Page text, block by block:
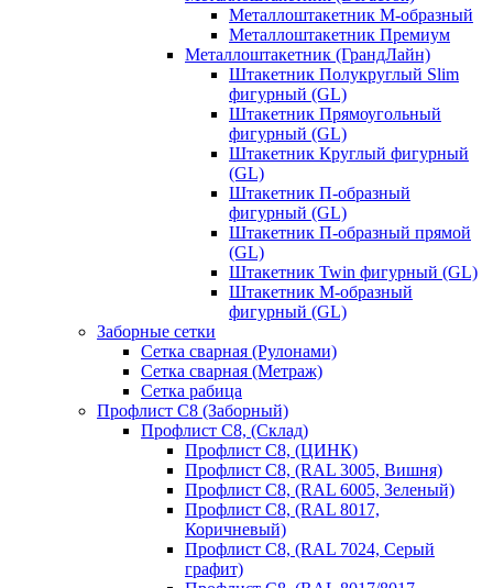
Металлоштакетник М-образный
Металлоштакетник Премиум
Металлоштакетник (ГрандЛайн)
Штакетник Полукруглый Slim
фигурный (GL)
Штакетник Прямоугольный
фигурный (GL)
Штакетник Круглый фигурный
(GL)
Штакетник П-образный
фигурный (GL)
Штакетник П-образный прямой
(GL)
Штакетник Twin фигурный (GL)
Штакетник М-образный
фигурный (GL)
Заборные сетки
Сетка сварная (Рулонами)
Сетка сварная (Метраж)
Сетка рабица
Профлист С8 (Заборный)
Профлист С8, (Склад)
Профлист С8, (ЦИНК)
Профлист С8, (RAL 3005, Вишня)
Профлист С8, (RAL 6005, Зеленый)
Профлист С8, (RAL 8017,
Коричневый)
Профлист С8, (RAL 7024, Серый
графит)